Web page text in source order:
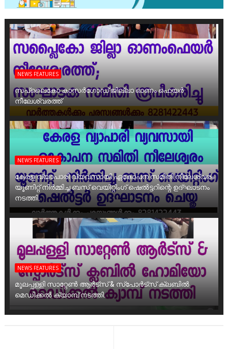
NEWS FEATURES
സപ്ലൈകോ കാസർഗോഡ് ജില്ലാ ഓണം ഫെയർ
നീലേശ്വരത്ത്
NEWS FEATURES
കേരള വ്യാപാരി വ്യവസായി ഏകോപന സമിതി നീലേശ്വരം
യൂണിറ്റ് നിർമ്മിച്ച ബസ് വെയിറ്റിംഗ് ഷെൽട്ടറിന്റെ ഉദ്ഘാടനം
നടത്തി.
NEWS FEATURES
മൂലപ്പള്ളി സാറ്റേൺ ആർട്സ് & സ്പോർട്സ് ക്ലബിൽ
മെഡിക്കൽ ക്യാമ്പ് നടത്തി.